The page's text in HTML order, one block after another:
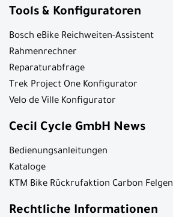
Tools & Konfiguratoren
Bosch eBike Reichweiten-Assistent
Rahmenrechner
Reparaturabfrage
Trek Project One Konfigurator
Velo de Ville Konfigurator
Cecil Cycle GmbH News
Bedienungsanleitungen
Kataloge
KTM Bike Rückrufaktion Carbon Felgen
Rechtliche Informationen